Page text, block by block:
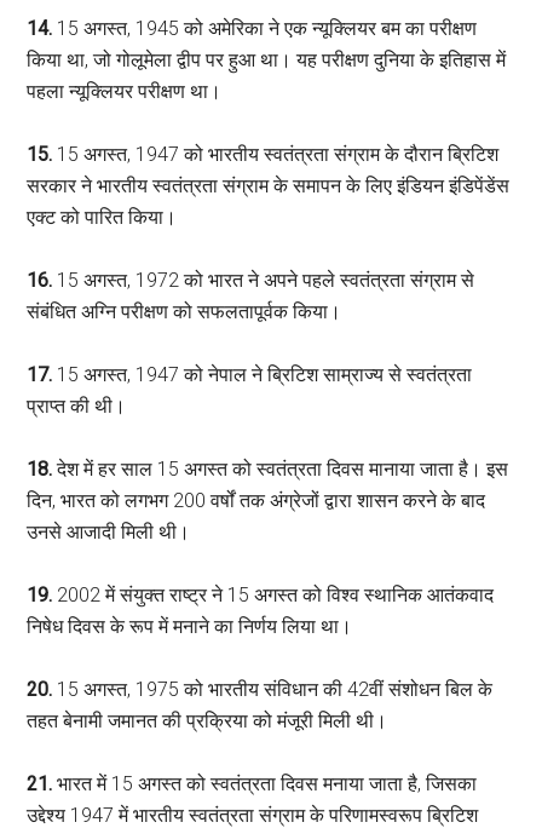
14. 15 अगस्त, 1945 को अमेरिका ने एक न्यूक्लियर बम का परीक्षण
किया था, जो गोलूमेला द्वीप पर हुआ था। यह परीक्षण दुनिया के इतिहास में
पहला न्यूक्लियर परीक्षण था।
15. 15 अगस्त, 1947 को भारतीय स्वतंत्रता संग्राम के दौरान ब्रिटिश
सरकार ने भारतीय स्वतंत्रता संग्राम के समापन के लिए इंडियन इंडिपेंडेंस
एक्ट को पारित किया।
16. 15 अगस्त, 1972 को भारत ने अपने पहले स्वतंत्रता संग्राम से
संबंधित अग्नि परीक्षण को सफलतापूर्वक किया।
17. 15 अगस्त, 1947 को नेपाल ने ब्रिटिश साम्राज्य से स्वतंत्रता
प्राप्त की थी।
18.देश में हर साल 15 अगस्त को स्वतंत्रता दिवस मानाया जाता है। इस
दिन, भारत को लगभग 200 वर्षों तक अंग्रेजों द्वारा शासन करने के बाद
उनसे आजादी मिली थी।
19. 2002 में संयुक्त राष्ट्र ने 15 अगस्त को विश्व स्थानिक आतंकवाद
निषेध दिवस के रूप में मनाने का निर्णय लिया था।
20. 15 अगस्त, 1975 को भारतीय संविधान की 42वीं संशोधन बिल के
तहत बेनामी जमानत की प्रक्रिया को मंजूरी मिली थी।
21. भारत में 15 अगस्त को स्वतंत्रता दिवस मनाया जाता है, जिसका
उद्देश्य 1947 में भारतीय स्वतंत्रता संग्राम के परिणामस्वरूप ब्रिटिश